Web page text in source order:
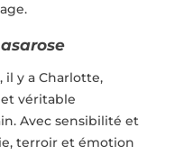
, il y a Charlotte,
véritable
Avec sensibilité et
terroir et émotion